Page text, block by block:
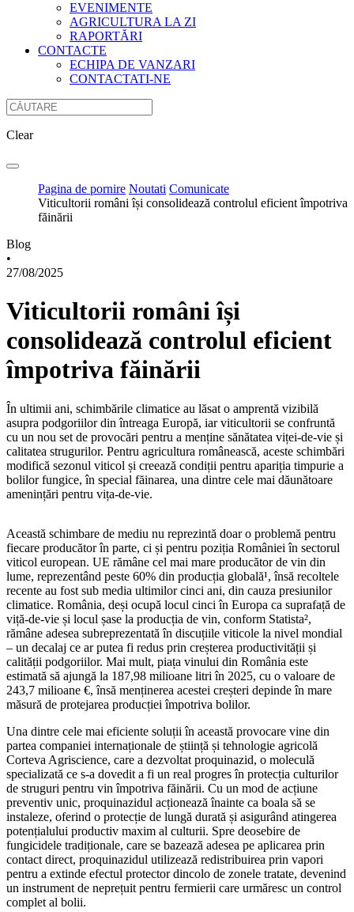
EVENIMENTE
AGRICULTURA LA ZI
RAPORTĂRI
CONTACTE
ECHIPA DE VANZARI
CONTACTATI-NE
Clear
Pagina de pornire Noutati Comunicate
Viticultorii români își consolidează controlul eficient împotriva
făinării
Blog
•
27/08/2025
Viticultorii români își
consolidează controlul eficient
împotriva făinării
În ultimii ani, schimbările climatice au lăsat o amprentă vizibilă
asupra podgoriilor din întreaga Europă, iar viticultorii se confruntă
cu un nou set de provocări pentru a menține sănătatea viței-de-vie și
calitatea strugurilor. Pentru agricultura românească, aceste schimbări
modifică sezonul viticol și creează condiții pentru apariția timpurie a
bolilor fungice, în special făinarea, una dintre cele mai dăunătoare
amenințări pentru vița-de-vie.
Această schimbare de mediu nu reprezintă doar o problemă pentru
fiecare producător în parte, ci și pentru poziția României în sectorul
viticol european. UE rămâne cel mai mare producător de vin din
lume, reprezentând peste 60% din producția globală¹, însă recoltele
recente au fost sub media ultimilor cinci ani, din cauza presiunilor
climatice. România, deși ocupă locul cinci în Europa ca suprafață de
viță-de-vie și locul șase la producția de vin, conform Statista²,
rămâne adesea subreprezentată în discuțiile viticole la nivel mondial
– un decalaj ce ar putea fi redus prin creșterea productivității și
calității podgoriilor. Mai mult, piața vinului din România este
estimată să ajungă la 187,98 milioane litri în 2025, cu o valoare de
243,7 milioane €, însă menținerea acestei creșteri depinde în mare
măsură de protejarea producției împotriva bolilor.
Una dintre cele mai eficiente soluții în această provocare vine din
partea companiei internaționale de știință și tehnologie agricolă
Corteva Agriscience, care a dezvoltat proquinazid, o moleculă
specializată ce s-a dovedit a fi un real progres în protecția culturilor
de struguri pentru vin împotriva făinării. Cu un mod de acțiune
preventiv unic, proquinazidul acționează înainte ca boala să se
instaleze, oferind o protecție de lungă durată și asigurând atingerea
potențialului productiv maxim al culturii. Spre deosebire de
fungicidele tradiționale, care se bazează adesea pe aplicarea prin
contact direct, proquinazidul utilizează redistribuirea prin vapori
pentru a extinde efectul protector dincolo de zonele tratate, devenind
un instrument de neprețuit pentru fermierii care urmăresc un control
complet al bolii.